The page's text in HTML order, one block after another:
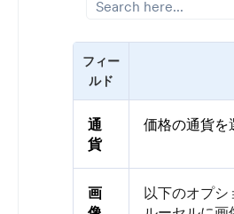
フィー
ルド
通
貨
価格の通貨を
画
以下のオプ